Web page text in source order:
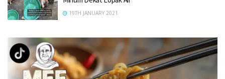
19TH JANUARY 2021